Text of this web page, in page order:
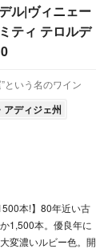
ル|ヴィニェー
ティ テロルデ
という名のワイン
アディジェ州
本!】80年近い古
1,500本。優良年に
変濃いルビー色。開